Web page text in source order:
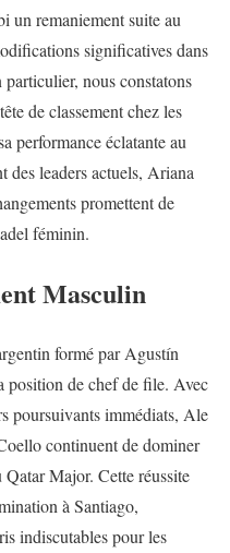
un remaniement suite au
significatives dans
nous constatons
de classement chez les
performance éclatante au
des leaders actuels, Ariana
promettent de
féminin.
Masculin
formé par Agustín
position de chef de file. Avec
poursuivants immédiats, Ale
continuent de dominer
Major. Cette réussite
à Santiago,
indiscutables pour les